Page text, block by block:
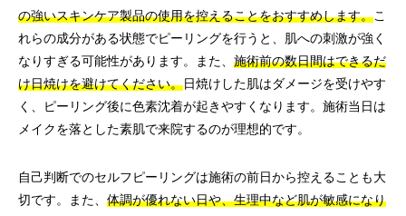
の強いスキンケア製品の使用を控えることをおすすめします。こ
れらの成分がある状態でピーリングを行うと、肌への刺激が強く
なりすぎる可能性があります。また、 施術前の数日間はできるだ
け日焼けを避けてください。日焼けした肌はダメージを受けやす
く、ピーリング後に色素沈着が起きやすくなります。施術当日は
メイクを落とした素肌で来院するのが理想的です。
自己判断でのセルフピーリングは施術の前日から控えることも大
切です。また、 体調が優れない日や、生理中など肌が敏感になり